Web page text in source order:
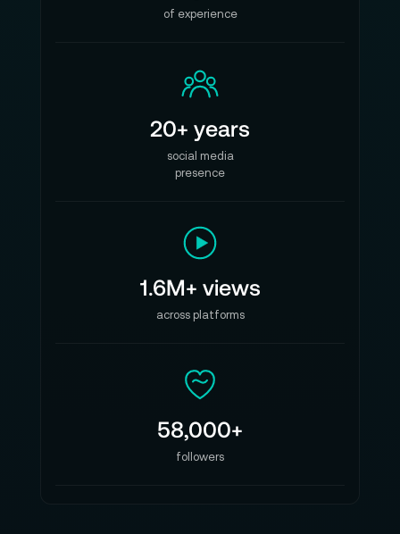
of experience
20+ years
social media
presence
1.6M+ views
across platforms
58,000+
followers